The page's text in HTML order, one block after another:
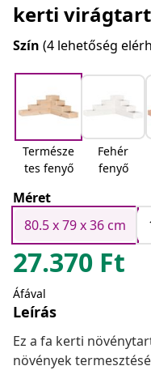
kerti
Szín (4 lehetőség
Természe
tes fenyő
Fehér
fenyő
Méret
80.5 x 79 x 36 cm
27.370 Ft
Áfával
Leírás
Ez a fa kerti
növények